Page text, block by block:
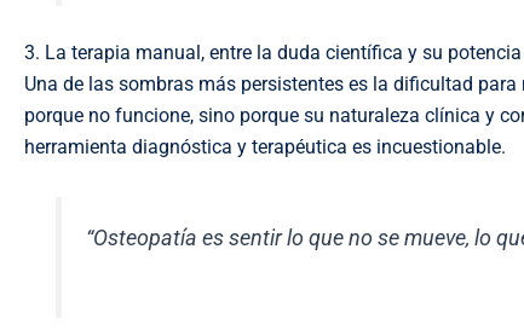
3. La terapia manual, entre la duda científica y su
Una de las sombras más persistentes es la dificultad
porque no funcione, sino porque su naturaleza clínica y
herramienta diagnóstica y terapéutica es incuestionable.
“Osteopatía es sentir lo que no se mueve, lo